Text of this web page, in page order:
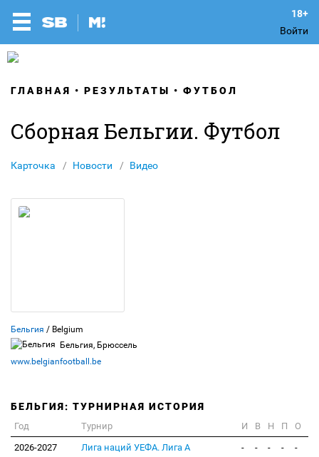
Войти
ГЛАВНАЯ РЕЗУЛЬТАТЫ ФУТБОЛ
Сборная Бельгии. Футбол
Карточка Новости Видео
Бельгия / Belgium
Бельгия, Брюссель
www.belgianfootball.be
БЕЛЬГИЯ: ТУРНИРНАЯ ИСТОРИЯ
Год Турнир И В Н П
О
2026-2027
Лига наций УЕФА. Лига А - - - -
-